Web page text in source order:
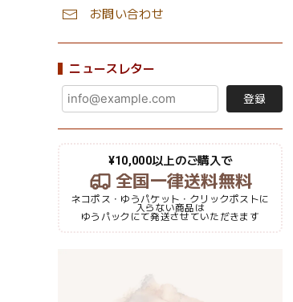
お問い合わせ
ニュースレター
登録
¥10,000以上のご購入で
全国一律送料無料
ネコポス・ゆうパケット・クリックポストに
入らない商品は
ゆうパックにて発送させていただきます